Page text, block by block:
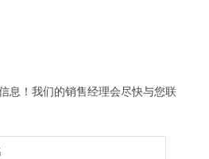
息！我们的销售经理会尽快与您联